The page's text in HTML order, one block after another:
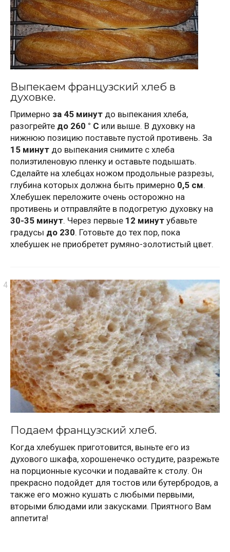
Выпекаем французский хлеб в
духовке.
Примерно за 45 минут до выпекания хлеба,
разогрейте до 260 ° C или выше. В духовку на
нижнюю позицию поставьте пустой противень. За
15 минут до выпекания снимите с хлеба
полиэтиленовую пленку и оставьте подышать.
Сделайте на хлебцах ножом продольные разрезы,
глубина которых должна быть примерно 0,5 см.
Хлебушек переложите очень осторожно на
противень и отправляйте в подогретую духовку на
30-35 минут. Через первые 12 минут убавьте
градусы до 230. Готовьте до тех пор, пока
хлебушек не приобретет румяно-золотистый цвет.
Подаем французский хлеб.
Когда хлебушек приготовится, выньте его из
духового шкафа, хорошенечко остудите, разрежьте
на порционные кусочки и подавайте к столу. Он
прекрасно подойдет для тостов или бутербродов, а
также его можно кушать с любыми первыми,
вторыми блюдами или закусками. Приятного Вам
аппетита!